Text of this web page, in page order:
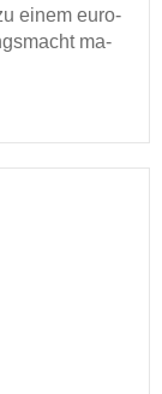
einem eu­ro­
ma­